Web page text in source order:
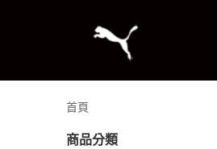
首頁
商品分類